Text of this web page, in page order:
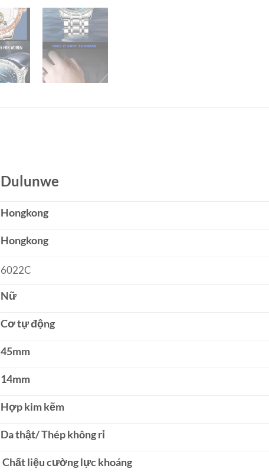
Dulunwe
Hongkong
Hongkong
6022C
Nữ
Cơ tự động
45mm
14mm
Hợp kim kẽm
Da thật/ Thép không rỉ
Chất liệu cường lực khoáng